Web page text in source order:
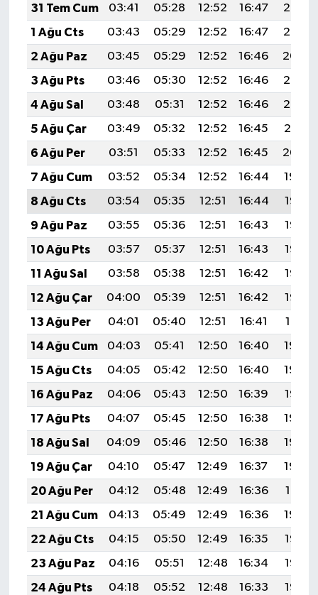
31 Tem Cum
03:41 05:28 12:52 16:47
20:07
1 Ağu Cts
03:43 05:29 12:52 16:47
20:06
2 Ağu Paz
03:45 05:29 12:52 16:46
20:04
3 Ağu Pts
03:46 05:30 12:52 16:46
20:03
4 Ağu Sal
03:48 05:31 12:52 16:46
20:02
5 Ağu Çar
03:49 05:32 12:52 16:45
20:01
6 Ağu Per
03:51 05:33 12:52 16:45
20:00
7 Ağu Cum
03:52 05:34 12:52 16:44
19:59
8 Ağu Cts
03:54 05:35 12:51 16:44
19:57
9 Ağu Paz
03:55 05:36 12:51 16:43
19:56
10 Ağu Pts
03:57 05:37 12:51 16:43
19:55
11 Ağu Sal
03:58 05:38 12:51 16:42
19:53
12 Ağu Çar
04:00 05:39 12:51 16:42
19:52
13 Ağu Per
04:01 05:40 12:51 16:41
19:51
14 Ağu Cum
04:03 05:41 12:50 16:40
19:49
15 Ağu Cts
04:05 05:42 12:50 16:40
19:48
16 Ağu Paz
04:06 05:43 12:50 16:39
19:47
17 Ağu Pts
04:07 05:45 12:50 16:38
19:45
18 Ağu Sal
04:09 05:46 12:50 16:38
19:44
19 Ağu Çar
04:10 05:47 12:49 16:37
19:42
20 Ağu Per
04:12 05:48 12:49 16:36
19:41
21 Ağu Cum
04:13 05:49 12:49 16:36
19:39
22 Ağu Cts
04:15 05:50 12:49 16:35
19:38
23 Ağu Paz
04:16 05:51 12:48 16:34
19:36
24 Ağu Pts
04:18 05:52 12:48 16:33
19:35